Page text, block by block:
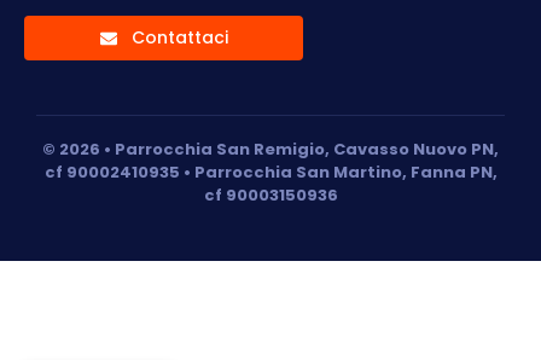
Contattaci
© 2026 • Parrocchia San Remigio, Cavasso Nuovo PN,
cf 90002410935 • Parrocchia San Martino, Fanna PN,
cf 90003150936